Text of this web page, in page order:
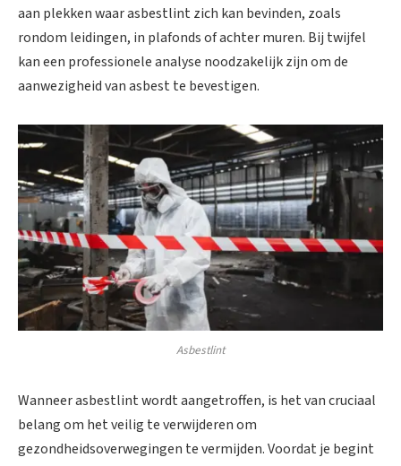
aan plekken waar asbestlint zich kan bevinden, zoals
rondom leidingen, in plafonds of achter muren. Bij twijfel
kan een professionele analyse noodzakelijk zijn om de
aanwezigheid van asbest te bevestigen.
Asbestlint
Wanneer asbestlint wordt aangetroffen, is het van cruciaal
belang om het veilig te verwijderen om
gezondheidsoverwegingen te vermijden. Voordat je begint